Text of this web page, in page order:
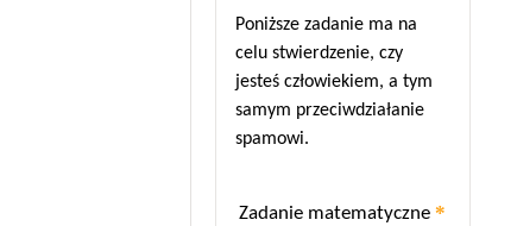
Poniższe zadanie ma na
celu stwierdzenie, czy
jesteś człowiekiem, a tym
samym przeciwdziałanie
spamowi.
Zadanie matematyczne *